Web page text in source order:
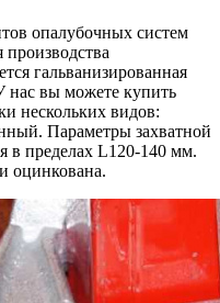
опалубочных систем
гальванизированная
нас вы можете купить
нескольких видов:
Параметры захватной
в пределах L120-140 мм.
оцинкована.